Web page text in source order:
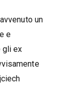
un
e
gli ex